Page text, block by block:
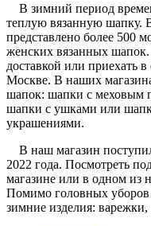
В зимний период
теплую вязанную шапку.
представлено более 500
женских вязанных шапок.
доставкой или приехать
Москве. В наших
шапок: шапки с меховым
шапки с ушками или
украшениями.
В наш магазин
2022 года. Посмотреть
магазине или в одном из
Помимо головных уборов
зимние изделия: